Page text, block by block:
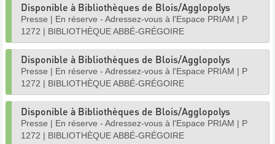
Disponible à Bibliothèques de Blois/Agglopolys
Presse | En réserve - Adressez-vous à l'Espace PRIAM | P
1272 | BIBLIOTHÈQUE ABBÉ-GRÉGOIRE
Disponible à Bibliothèques de Blois/Agglopolys
Presse | En réserve - Adressez-vous à l'Espace PRIAM | P
1272 | BIBLIOTHÈQUE ABBÉ-GRÉGOIRE
Disponible à Bibliothèques de Blois/Agglopolys
Presse | En réserve - Adressez-vous à l'Espace PRIAM | P
1272 | BIBLIOTHÈQUE ABBÉ-GRÉGOIRE